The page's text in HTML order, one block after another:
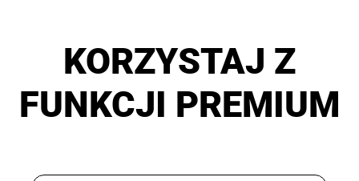
KORZYSTAJ Z
FUNKCJI PREMIUM